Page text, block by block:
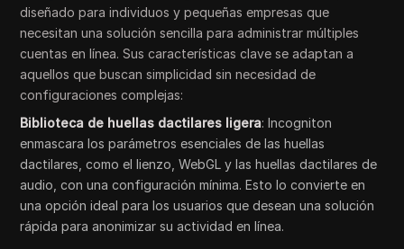
diseñado para individuos y pequeñas empresas que
necesitan una solución sencilla para administrar múltiples
cuentas en línea. Sus características clave se adaptan a
aquellos que buscan simplicidad sin necesidad de
configuraciones complejas:
Biblioteca de huellas dactilares ligera: Incogniton
enmascara los parámetros esenciales de las huellas
dactilares, como el lienzo, WebGL y las huellas dactilares de
audio, con una configuración mínima. Esto lo convierte en
una opción ideal para los usuarios que desean una solución
rápida para anonimizar su actividad en línea.